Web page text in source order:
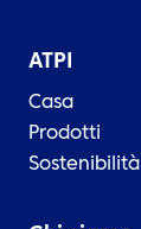
ATPI
Casa
Prodotti
Sostenibilità